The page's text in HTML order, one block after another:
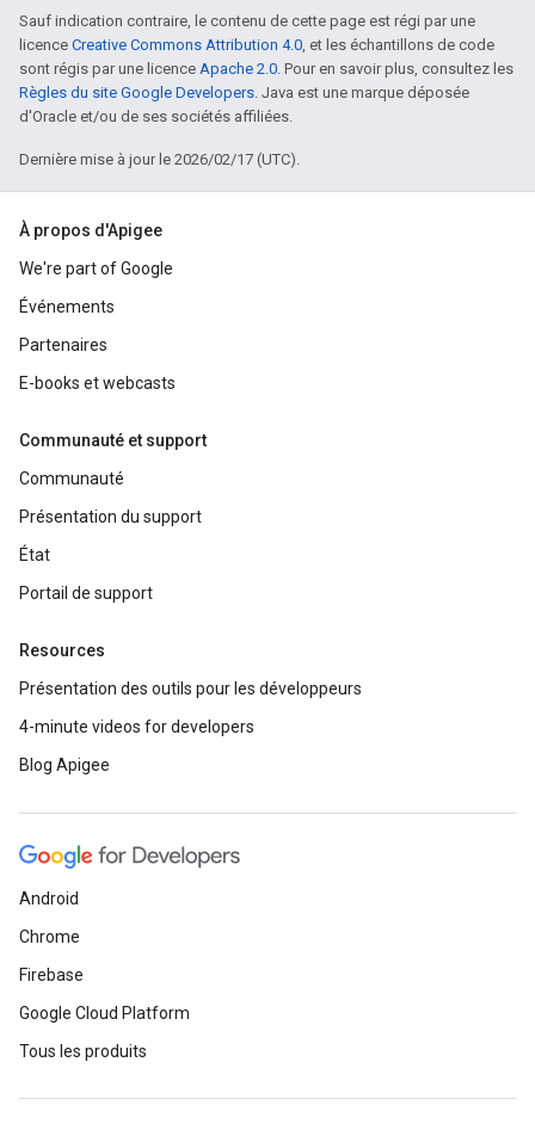
Sauf indication contraire, le contenu de cette page est régi par une
licence Creative Commons Attribution 4.0, et les échantillons de code
sont régis par une licence Apache 2.0. Pour en savoir plus, consultez les
Règles du site Google Developers. Java est une marque déposée
d'Oracle et/ou de ses sociétés affiliées.
Dernière mise à jour le 2026/02/17 (UTC).
À propos d'Apigee
We're part of Google
Événements
Partenaires
E-books et webcasts
Communauté et support
Communauté
Présentation du support
État
Portail de support
Resources
Présentation des outils pour les développeurs
4-minute videos for developers
Blog Apigee
Android
Chrome
Firebase
Google Cloud Platform
Tous les produits